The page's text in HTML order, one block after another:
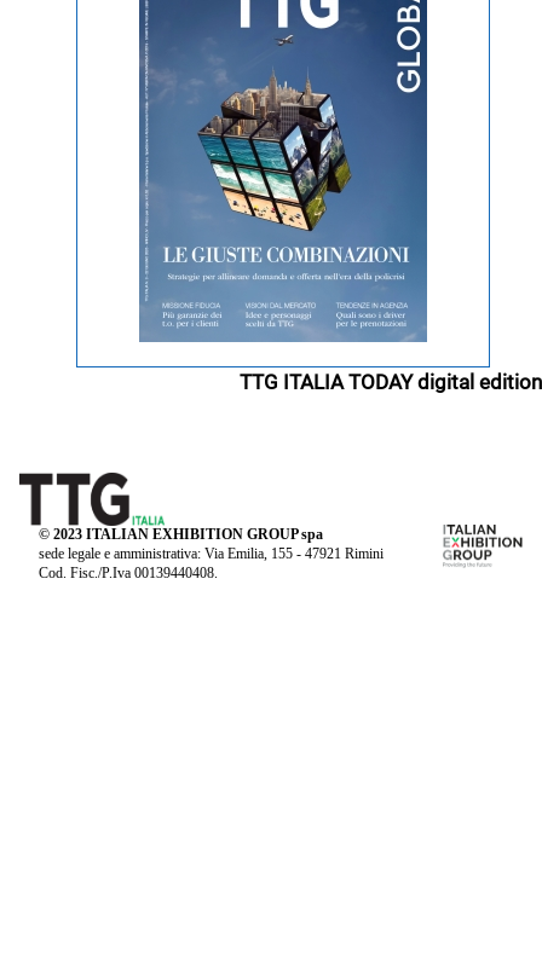
TTG ITALIA TODAY digital edition
© 2023 ITALIAN EXHIBITION GROUP spa
sede legale e amministrativa: Via Emilia, 155 - 47921 Rimini
Cod. Fisc./P.Iva 00139440408.